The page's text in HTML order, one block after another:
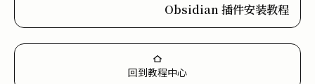
Obsidian 插件安装教程
回到教程中心